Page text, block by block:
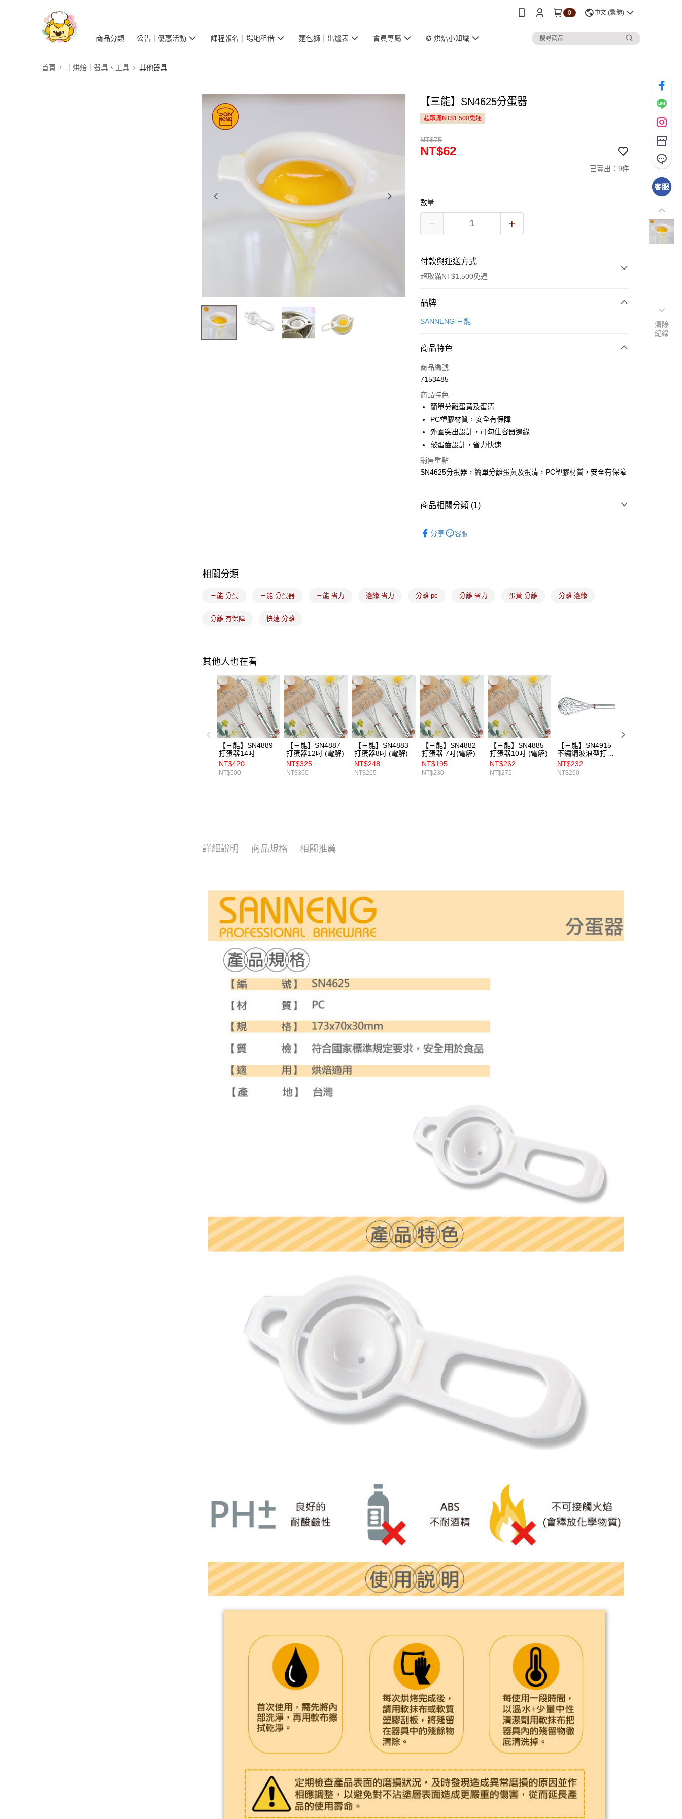
0 中文 (繁體)
商品分類 公告｜優惠活動 課程報名｜場地租借 麵包獅｜出爐表 會員專屬 ✪ 烘焙小知識
首頁 ｜烘焙｜器具、工具 其他器具
【三能】SN4625分蛋器
超取滿NT$1,500免運
NT$75
NT$62
已賣出：9件
數量
付款與運送方式
超取滿NT$1,500免運
付款方式
信用卡一次付款
悠遊付
Google Pay
全盈+PAY
ATM付款
運送方式
每筆NT$100，滿NT$1,500(含以上)免運費
品牌
SANNENG 三能
商品特色
商品編號
7153485
商品特色
簡單分離蛋黃及蛋清
PC塑膠材質，安全有保障
外圍突出設計，可勾住容器邊緣
敲蛋齒設計，省力快速
銷售重點
SN4625分蛋器，簡單分離蛋黃及蛋清，PC塑膠材質，安全有保障
商品相關分類 (1)
分享
客服
相關分類
三能 分蛋 三能 分蛋器 三能 省力 邊緣 省力 分離 pc 分離 省力 蛋黃 分離 分離 邊緣
分離 有保障 快速 分離
其他人也在看
【三能】SN4889
打蛋器14吋
NT$420
NT$500
【三能】SN4887
打蛋器12吋 (電解)
NT$325
NT$360
【三能】SN4883
打蛋器8吋 (電解)
NT$248
NT$265
【三能】SN4882
打蛋器 7吋(電解)
NT$195
NT$230
【三能】SN4885
打蛋器10吋 (電解)
NT$262
NT$275
【三能】SN4915
不鏽鋼波浪型打蛋
器 8吋
NT$232
NT$260
詳細說明 商品規格 相關推薦
清除
紀錄